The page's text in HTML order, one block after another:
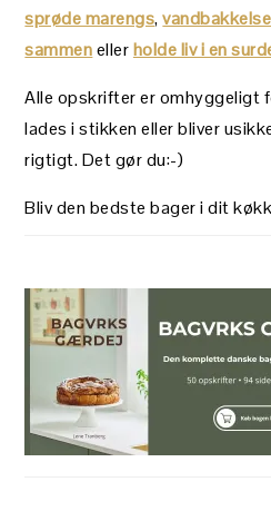
sprøde marengs,
sammenellerholde liv i en
Alle opskrifter er omhyggeligt
lades i stikken eller bliver
rigtigt. Det gør du:-)
Bliv den bedste bager i dit